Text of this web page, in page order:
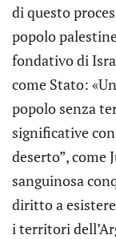
di questo
popolo
fondativo di
come Stato:
popolo senza
significative
deserto”, come
sanguinosa
diritto a
i territori